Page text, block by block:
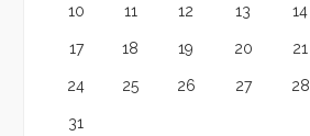
10 11 12 13 14
17 18 19 20 21
24 25 26 27 28
31